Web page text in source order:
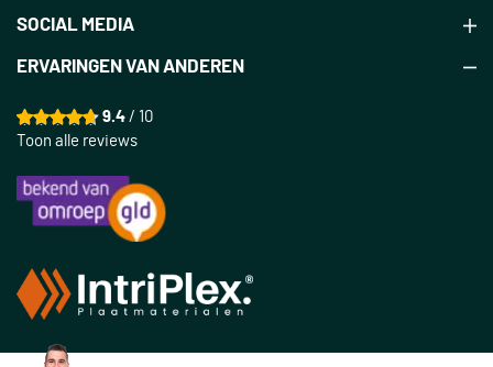
SOCIAL MEDIA
ERVARINGEN VAN ANDEREN
9.4/ 10
Toon alle reviews